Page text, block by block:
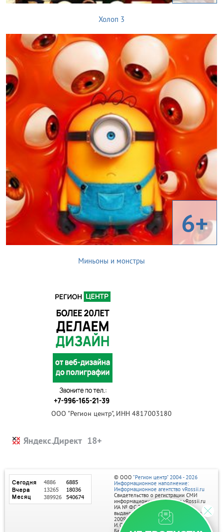
Холоп 3
6+
Миньоны и монстры
ООО "Регион центр", ИНН 4817003180
Яндекс.Директ
© ООО "Регион центр" 2004 - 2026
Информационное наполнение:
Информационное агентство vRossii.ru
Свидетельство о регистрации СМИ
информационного агентства vRossii.ru
ИА № ФС 77‑35502
выдано РОСКОМНАДЗОРом 04 марта
2009г.
И. О. Главного редактора Нарыков А. Н.